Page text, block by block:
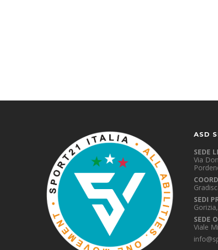
ASD
SEDE
Via
SEDI
SEDE
Viale